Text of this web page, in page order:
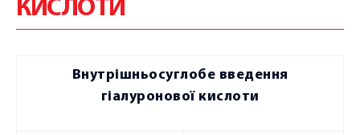
Відгуки
КИСЛОТИ
Внутрішньосуглобе введення
гіалуронової кислоти